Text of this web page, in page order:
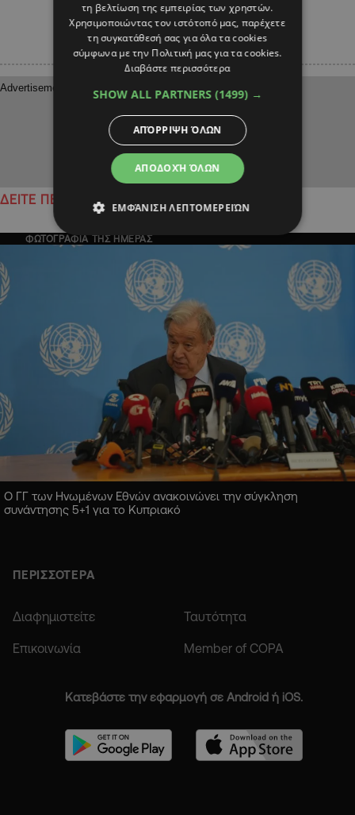
ΔΕΙΤΕ ΠΕΡΙΣΣΟΤΕΡΑ
ΦΩΤΟΓΡΑΦΙΑ ΤΗΣ ΗΜΕΡΑΣ
Ο ΓΓ των Ηνωμένων Εθνών ανακοινώνει την σύγκληση
συνάντησης 5+1 για το Κυπριακό
ΠΕΡΙΣΣΟΤΕΡΑ
Διαφημιστείτε Ταυτότητα
Επικοινωνία Member of COPA
Κατεβάστε την εφαρμογή σε Android ή iOS.
τη βελτίωση της εμπειρίας των χρηστών.
Χρησιμοποιώντας τον ιστότοπό μας, παρέχετε
τη συγκατάθεσή σας για όλα τα cookies
σύμφωνα με την Πολιτική μας για τα cookies.
Διαβάστε περισσότερα
SHOW ALL PARTNERS (1499) →
ΑΠΟΔΟΧΉ ΌΛΩΝ
ΑΠΌΡΡΙΨΗ ΌΛΩΝ
ΕΜΦΆΝΙΣΗ ΛΕΠΤΟΜΕΡΕΙΏΝ